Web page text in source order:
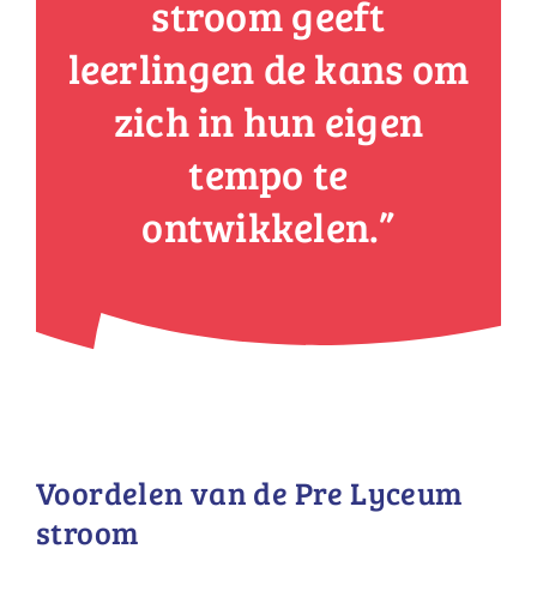
stroom geeft
leerlingen de kans om
zich in hun eigen
tempo te
ontwikkelen.”
Voordelen van de Pre Lyceum
stroom